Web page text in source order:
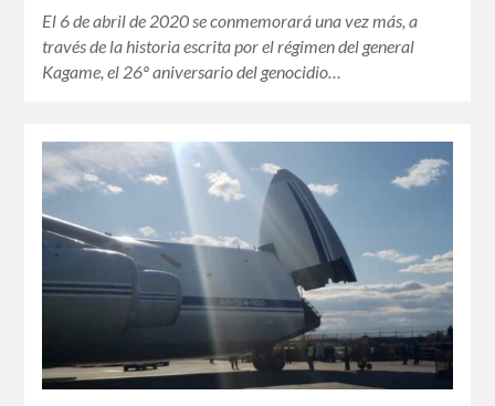
El 6 de abril de 2020 se conmemorará una vez más, a
través de la historia escrita por el régimen del general
Kagame, el 26º aniversario del genocidio…